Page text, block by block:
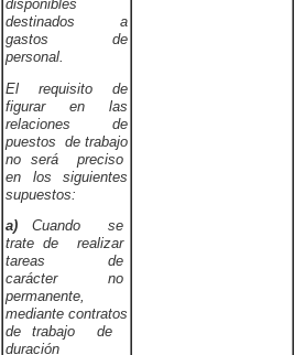
disponibles
destinados a
gastos de
personal.
El requisito de
figurar en las
relaciones de
puestos de trabajo
no será preciso
en los siguientes
supuestos:
a) Cuando se
trate de realizar
tareas de
carácter no
permanente,
mediante contratos
de trabajo de
duración